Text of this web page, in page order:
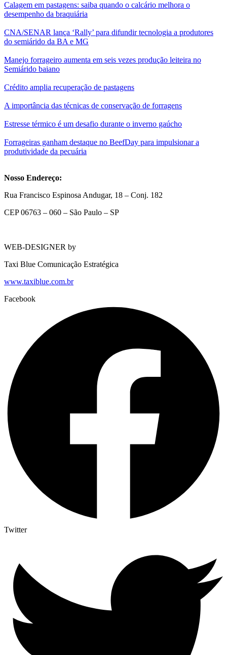
Calagem em pastagens: saiba quando o calcário melhora o
desempenho da braquiária
CNA/SENAR lança ‘Rally’ para difundir tecnologia a produtores
do semiárido da BA e MG
Manejo forrageiro aumenta em seis vezes produção leiteira no
Semiárido baiano
Crédito amplia recuperação de pastagens
A importância das técnicas de conservação de forragens
Estresse térmico é um desafio durante o inverno gaúcho
Forrageiras ganham destaque no BeefDay para impulsionar a
produtividade da pecuária
Nosso Endereço:
Rua Francisco Espinosa Andugar, 18 – Conj. 182
CEP 06763 – 060 – São Paulo – SP
WEB-DESIGNER by
Taxi Blue Comunicação Estratégica
www.taxiblue.com.br
Facebook
Twitter